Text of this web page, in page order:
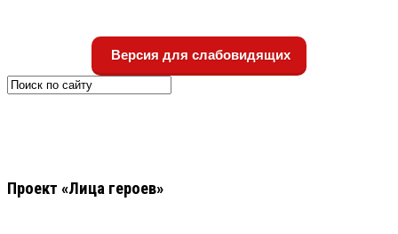
Версия для слабовидящих
Проект «Лица героев»